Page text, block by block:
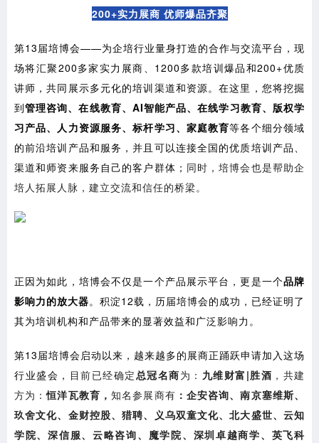
200+实力展商 优师爆品齐聚
第13届培博会——为企培行业量身打造的合作与交流平台，现
场将汇聚200多家实力展商、1200多款培训爆品和200+优质
讲师，共同展示多元化的培训渠道和资源。在这里，您将挖掘
到管理咨询、在线教育、AI智能产品、在线学习教育、版权学
习产品、人力资源服务、标杆学习、家庭教育等各个细分领域
的前沿培训产品和服务，并且可以连接全国的优质培训产品、
渠道和师资来服务自己的客户群体； 同时，培博会也是帮助企
培人拓展人脉，建立交流和信任的桥梁。
正因为如此，培博会不仅是一个产品展示平台，更是一个品牌
影响力的放大器。积淀12载，历届培博会的成功，已经证明了
其为培训机构和产品带来的显著效益和广泛影响力。
第13届培博会启动以来，越来越多的展商正踊跃申请加入这场
行业盛会， 目前已经确定总冠名商为： 九维财富|胜酒 ，共建
方为：恒洋瓦教育，知名参展商有 ：企安咨询、南京塞维斯、
玖舍文化、金财控股、猎聘、义乌双童文化、北大盛世、云知
学院、深信服、云略咨询、魔学院、深圳卓越商学、英飞科